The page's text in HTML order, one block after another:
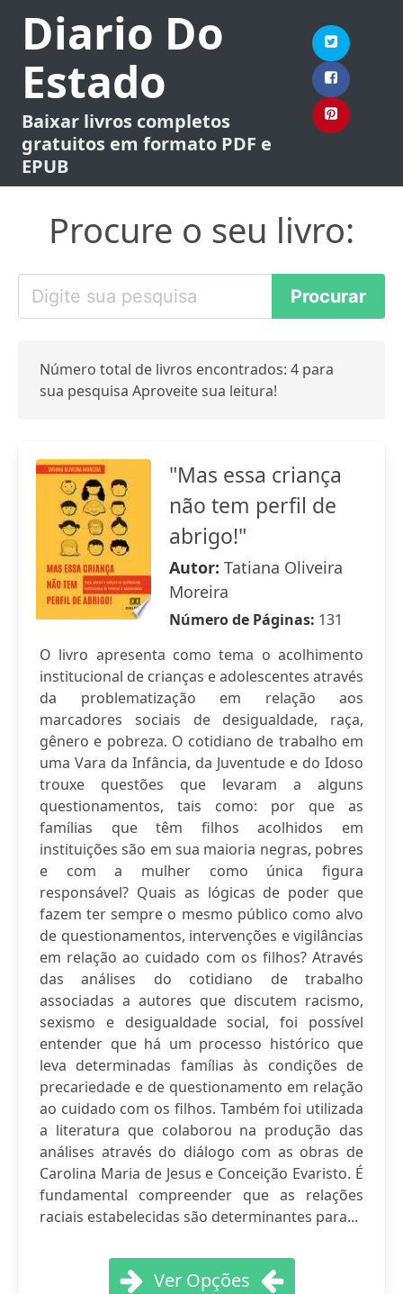
Diario Do
Estado
Baixar livros completos
gratuitos em formato PDF e
EPUB
Procure o seu livro:
Número total de livros encontrados: 4 para
sua pesquisa Aproveite sua leitura!
"Mas essa criança
não tem perfil de
abrigo!"
Autor: Tatiana Oliveira
Moreira
Número de Páginas: 131
O livro apresenta como tema o acolhimento
institucional de crianças e adolescentes através
da problematização em relação aos
marcadores sociais de desigualdade, raça,
gênero e pobreza. O cotidiano de trabalho em
uma Vara da Infância, da Juventude e do Idoso
trouxe questões que levaram a alguns
questionamentos, tais como: por que as
famílias que têm filhos acolhidos em
instituições são em sua maioria negras, pobres
e com a mulher como única figura
responsável? Quais as lógicas de poder que
fazem ter sempre o mesmo público como alvo
de questionamentos, intervenções e vigilâncias
em relação ao cuidado com os filhos? Através
das análises do cotidiano de trabalho
associadas a autores que discutem racismo,
sexismo e desigualdade social, foi possível
entender que há um processo histórico que
leva determinadas famílias às condições de
precariedade e de questionamento em relação
ao cuidado com os filhos. Também foi utilizada
a literatura que colaborou na produção das
análises através do diálogo com as obras de
Carolina Maria de Jesus e Conceição Evaristo. É
fundamental compreender que as relações
raciais estabelecidas são determinantes para...
Ver Opções